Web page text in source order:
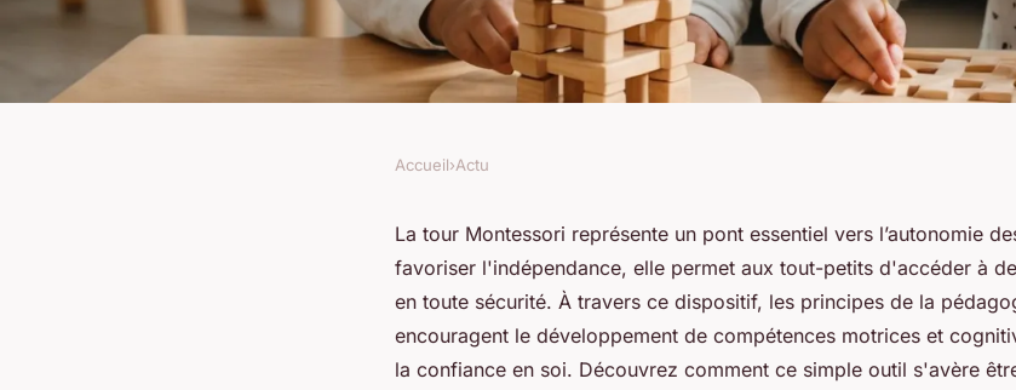
Découvrez les bienfaits d'une tour
montessori pour l'autonomie des
Accueil›Actu
La tour Montessori représente un pont essentiel vers l’autonomie
favoriser l'indépendance, elle permet aux tout-petits d'accéder à
en toute sécurité. À travers ce dispositif, les principes de la
encouragent le développement de compétences motrices et
la confiance en soi. Découvrez comment ce simple outil s'avère